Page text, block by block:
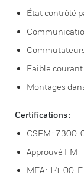
État contrôlé
Faible
Montages
Certifications :
CSFM :
Approuvé FM
MEA : 14-00-E